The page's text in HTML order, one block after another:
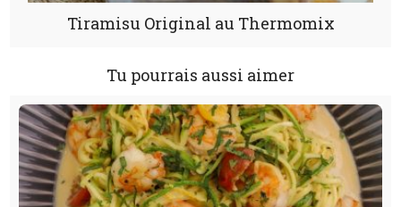
Tiramisu Original au Thermomix
Tu pourrais aussi aimer